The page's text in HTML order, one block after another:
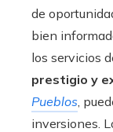
de
bien
los servicios
prestigio y
Pueblos ,
inversiones.